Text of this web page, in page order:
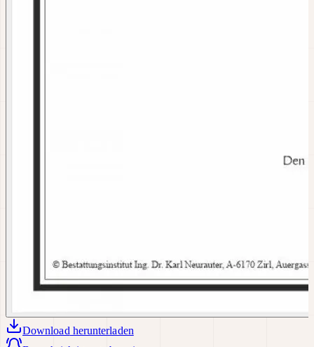
Download herunterladen